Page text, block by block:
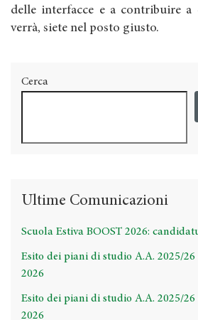
delle interfacce e a contribuire a
verrà, siete nel posto giusto.
Cerca
Ultime Comunicazioni
Scuola Estiva BOOST 2026:
Esito dei piani di studio A.A. 2025/
2026
Esito dei piani di studio A.A. 2025/26
2026